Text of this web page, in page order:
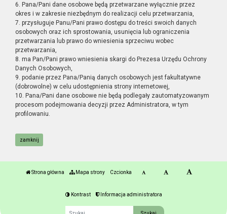
6. Pana/Pani dane osobowe będą przetwarzane wyłącznie przez
okres i w zakresie niezbędnym do realizacji celu przetwarzania,
7. przysługuje Panu/Pani prawo dostępu do treści swoich danych
osobowych oraz ich sprostowania, usunięcia lub ograniczenia
przetwarzania lub prawo do wniesienia sprzeciwu wobec
przetwarzania,
8. ma Pan/Pani prawo wniesienia skargi do Prezesa Urzędu Ochrony
Danych Osobowych,
9. podanie przez Pana/Panią danych osobowych jest fakultatywne
(dobrowolne) w celu udostępnienia strony internetowej,
10. Pana/Pani dane osobowe nie będą podlegały zautomatyzowanym
procesom podejmowania decyzji przez Administratora, w tym
profilowaniu.
zamknij
Strona główna Mapa strony Czcionka
Kontrast Informacja administratora